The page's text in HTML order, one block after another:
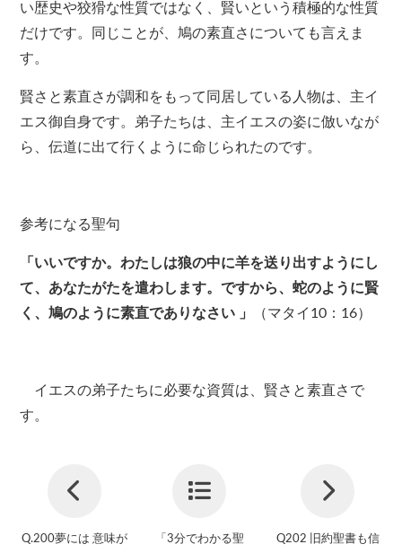
い歴史や狡猾な性質ではなく、賢いという積極的な性質
だけです。同じことが、鳩の素直さについても言えま
す。
賢さと素直さが調和をもって同居している人物は、主イ
エス御自身です。弟子たちは、主イエスの姿に倣いなが
ら、伝道に出て行くように命じられたのです。
参考になる聖句
「いいですか。わたしは狼の中に羊を送り出すようにし
て、あなたがたを遣わします。ですから、蛇のように賢
く、鳩のように素直でありなさい
」 （マタイ 10 ： 16）
イエスの弟子たちに必要な資質は、賢さと素直さで
す。
Q.200夢には 意味が
「3分でわかる聖
Q202 旧約聖書も信